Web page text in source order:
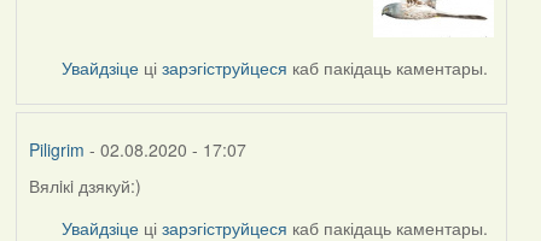
PiligrimУвайдзіце цізарэгіструйцеся каб пакідаць каментары.
Piligrim - 02.08.2020 - 17:07
In
reply
Вялiкi дзякуй:)
Увайдзіце цізарэгіструйцеся каб пакідаць каментары.